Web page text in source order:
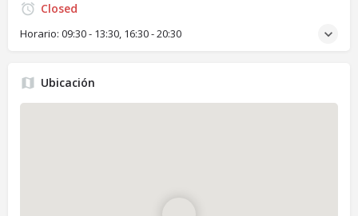
Closed
Horario: 09:30 - 13:30, 16:30 - 20:30
Ubicación